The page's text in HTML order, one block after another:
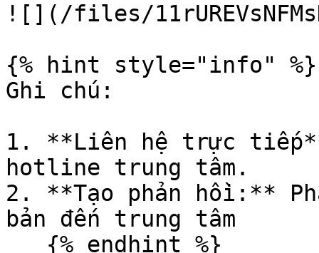
![](/files/
{% hint style="info" %}
Ghi chú:
1. **Liên hệ trực
hotline trung tâm.
2. **Tạo phản hồi:**
bản đến trung tâm